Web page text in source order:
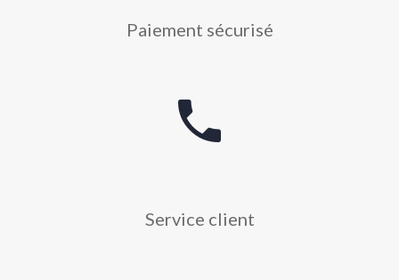
Paiement sécurisé
phone
Service client